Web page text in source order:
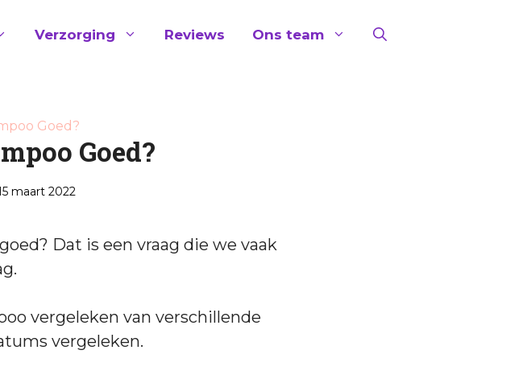
Verzorging Reviews Ons team
Goed?
Goed?
maart 2022
Dat is een vraag die we vaak
vergeleken van verschillende
vergeleken.